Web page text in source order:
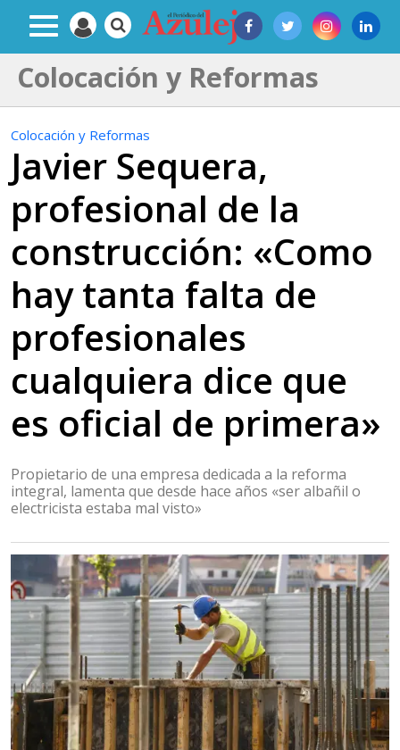
Colocación y Reformas
Colocación y Reformas
Javier Sequera,
profesional de la
construcción: «Como
hay tanta falta de
profesionales
cualquiera dice que
es oficial de primera»
Propietario de una empresa dedicada a la reforma
integral, lamenta que desde hace años «ser albañil o
electricista estaba mal visto»